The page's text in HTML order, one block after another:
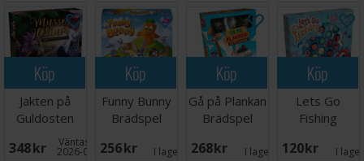
Köp
Jakten på
Guldosten
Brädspel
348 SEK Väntas in:
2026-08-18
Köp
Funny Bunny
Brädspel
256 SEK I lager: 9
Köp
Gå på Plankan
Brädspel
268 SEK I lager:
Köp
Lets Go
Fishing
120 SEK I